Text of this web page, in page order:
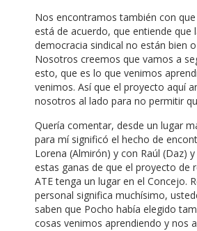
Nos encontramos también con
está de acuerdo, que entiende que
democracia sindical no están bien
Nosotros creemos que vamos a
esto, que es lo que venimos
venimos. Así que el proyecto aquí
nosotros al lado para no permitir
Quería comentar, desde un lugar
para mí significó el hecho de
Lorena (Almirón) y con Raúl (Daz)
estas ganas de que el proyecto de
ATE tenga un lugar en el Concejo.
personal significa muchísimo,
saben que Pocho había elegido
cosas venimos aprendiendo y nos